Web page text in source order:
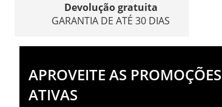
Devolução gratuita
GARANTIA DE ATÉ 30 DIAS
APROVEITE AS PROMOÇÕES
ATIVAS